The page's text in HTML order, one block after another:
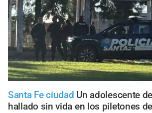
Santa Fe ciudad Un adolescente
hallado sin vida en los piletones